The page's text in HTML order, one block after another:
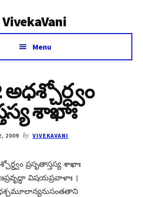
VivekaVani
Menu
అధశ్చోర్ధ్వం
శాఖాః
2009 by VIVEKAVANI
ప్రసృతాస్తస్య శాఖాః
విషయప్రవాళాః ।